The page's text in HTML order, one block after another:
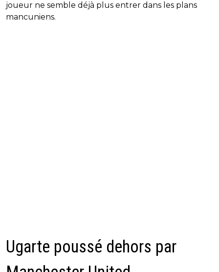
joueur ne semble déjà plus entrer dans les plans
mancuniens.
Ugarte poussé dehors par